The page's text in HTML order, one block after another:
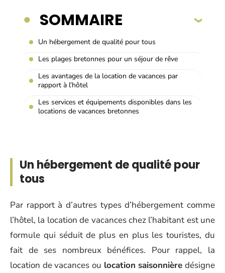
SOMMAIRE
Un hébergement de qualité pour tous
Les plages bretonnes pour un séjour de rêve
Les avantages de la location de vacances par
rapport à l’hôtel
Les services et équipements disponibles dans les
locations de vacances bretonnes
Un hébergement de qualité pour
tous
Par rapport à d’autres types d’hébergement comme
l’hôtel, la location de vacances chez l’habitant est une
formule qui séduit de plus en plus les touristes, du
fait de ses nombreux bénéfices. Pour rappel, la
location de vacances ou location saisonnière désigne